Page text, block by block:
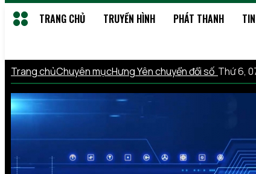
TRANG CHỦ TRUYỀN HÌNH PHÁT THANH
Trang chủChuyên mụcHưng Yên chuyển đổi số Thứ 6,